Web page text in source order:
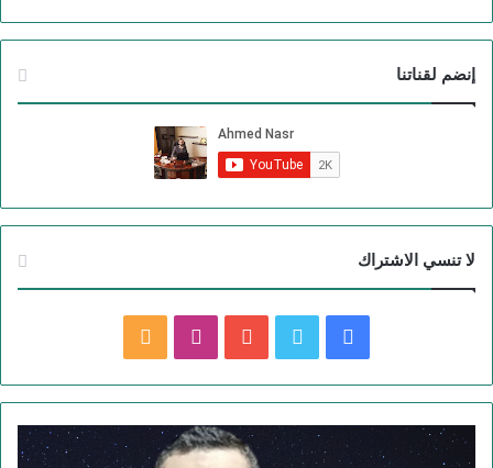
إنضم لقناتنا
لا تنسي الاشتراك
فيسبوك يوتيوب انستقرام
الموقع
RSS